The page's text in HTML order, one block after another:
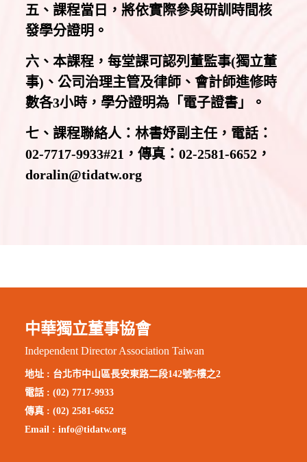
五、課程當日，將依實際參與研訓時間核
發學分證明。
六、本課程，每堂課可認列董監事(獨立董
事)、公司治理主管及律師、會計師進修時
數各3小時，學分證明為「電子證書」。
七、課程聯絡人：林書妤副主任，電話：
02-7717-9933#21，傳真：02-2581-6652，
doralin@tidatw.org
中華獨立董事協會
Independent Director Association Taiwan
地址 : 台北市中山區長安東路二段142號5樓之2
電話 : (02) 7717-9933
傳真 : (02) 2581-6652
Email :info@tidatw.org